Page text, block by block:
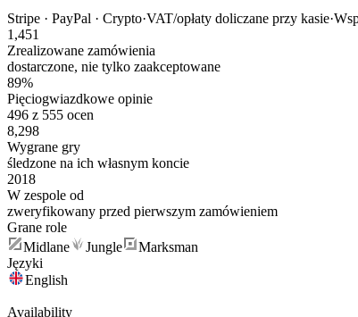
Stripe · PayPal · Crypto·VAT/opłaty doliczane przy kasie·
1,451
Zrealizowane zamówienia
dostarczone, nie tylko zaakceptowane
89%
Pięciogwiazdkowe opinie
496 z 555 ocen
8,298
Wygrane gry
śledzone na ich własnym koncie
2018
W zespole od
zweryfikowany przed pierwszym zamówieniem
Grane role
Midlane
Jungle
Marksman
Języki
English
Availability